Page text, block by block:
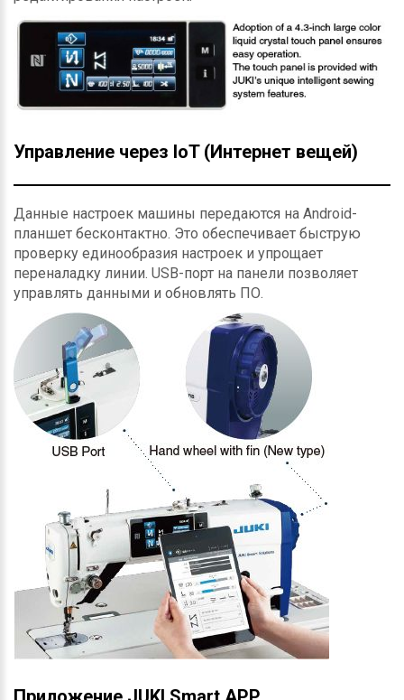
Управление через IoT (Интернет вещей)
Данные настроек машины передаются на Android-
планшет бесконтактно. Это обеспечивает быструю
проверку единообразия настроек и упрощает
переналадку линии. USB-порт на панели позволяет
управлять данными и обновлять ПО.